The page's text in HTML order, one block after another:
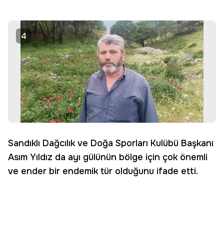
4
Sandıklı Dağcılık ve Doğa Sporları Kulübü Başkanı
Asım Yıldız da ayı gülünün bölge için çok önemli
ve ender bir endemik tür olduğunu ifade etti.